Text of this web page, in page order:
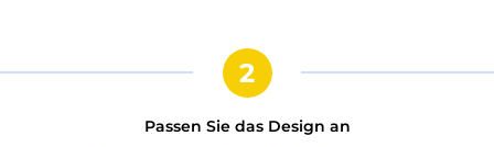
Passen Sie das Design an